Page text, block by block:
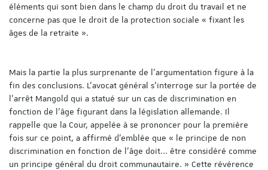
éléments qui sont bien dans le champ du droit du travail et ne
concerne pas que le droit de la protection sociale « fixant les
âges de la retraite ».
Mais la partie la plus surprenante de l’argumentation figure à la
fin des conclusions. L’avocat général s’interroge sur la portée de
l’arrêt Mangold qui a statué sur un cas de discrimination en
fonction de l’âge figurant dans la législation allemande. Il
rappelle que la Cour, appelée à se prononcer pour la première
fois sur ce point, a affirmé d’emblée que « le principe de non
discrimination en fonction de l’âge doit... être considéré comme
un principe général du droit communautaire. » Cette révérence